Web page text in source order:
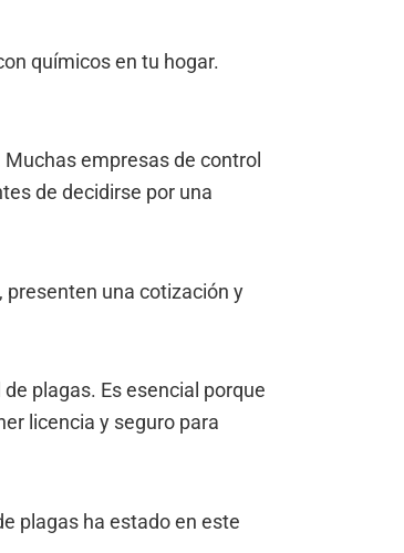
químicos en tu hogar.
empresas de control
de decidirse por una
presenten una cotización y
plagas. Es esencial porque
licencia y seguro para
plagas ha estado en este